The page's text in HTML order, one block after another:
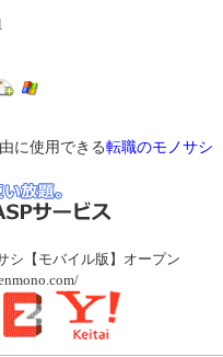
に使用できる転職のモノサシ
シ【モバイル版】オープン